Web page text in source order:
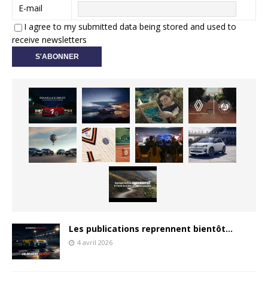
E-mail
I agree to my submitted data being stored and used to
receive newsletters
Les publications reprennent bientôt…
4 avril 2026